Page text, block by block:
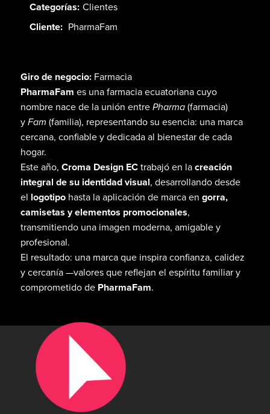
Categorías: Clientes
Cliente: PharmaFam
Giro de negocio:Farmacia
PharmaFam es una farmacia ecuatoriana cuyo
nombre nace de la unión entre Pharma(farmacia)
y Fam (familia), representando su esencia: una marca
cercana, confiable y dedicada al bienestar de cada
hogar.
Este año, Croma Design ECtrabajó en la creación
integral de su identidad visual, desarrollando desde
el logotipohasta la aplicación de marca en gorra,
camisetas y elementos promocionales,
transmitiendo una imagen moderna, amigable y
profesional.
El resultado: una marca que inspira confianza, calidez
y cercanía —valores que reflejan el espíritu familiar y
comprometido de PharmaFam.